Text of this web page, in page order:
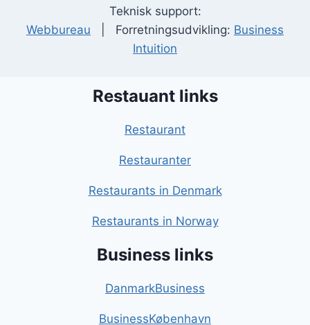
Teknisk support:
Webbureau | Forretningsudvikling: Business
Intuition
Restauant links
Restaurant
Restauranter
Restaurants in Denmark
Restaurants in Norway
Business links
DanmarkBusiness
BusinessKøbenhavn